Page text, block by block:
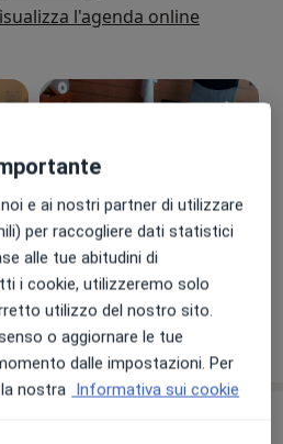
l'agenda online
dettagli
sull'esperienza
e ai nostri partner di utilizzare
per raccogliere dati statistici
alle tue abitudini di
i cookie, utilizzeremo solo
utilizzo del nostro sito.
o aggiornare le tue
dalle impostazioni. Per
nostra Informativa sui cookie